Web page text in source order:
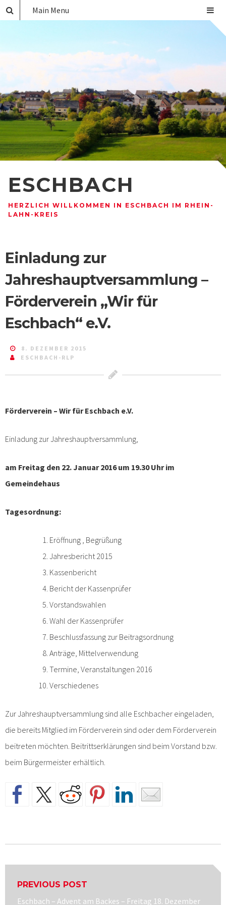
ESCHBACH
HERZLICH WILLKOMMEN IN ESCHBACH IM RHEIN-
LAHN-KREIS
Main Menu
Einladung zur
Jahreshauptversammlung –
Förderverein „Wir für
Eschbach“ e.V.
8. DEZEMBER 2015
ESCHBACH-RLP
Förderverein – Wir für Eschbach e.V.
Einladung zur Jahreshauptversammlung,
am Freitag den 22. Januar 2016 um 19.30 Uhr im
Gemeindehaus
Tagesordnung:
Eröffnung , Begrüßung
Jahresbericht 2015
Kassenbericht
Bericht der Kassenprüfer
Vorstandswahlen
Wahl der Kassenprüfer
Beschlussfassung zur Beitragsordnung
Anträge, Mittelverwendung
Termine, Veranstaltungen 2016
Verschiedenes
Zur Jahreshauptversammlung sind alle Eschbacher eingeladen,
die bereits Mitglied im Förderverein sind oder dem Förderverein
beitreten möchten. Beitrittserklärungen sind beim Vorstand bzw.
beim Bürgermeister erhältlich.
PREVIOUS POST
Previous
Eschbach – Advent am Backes – Freitag 18. Dezember